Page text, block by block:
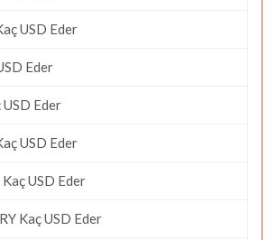
USD Eder
Eder
Eder
USD Eder
USD Eder
Kaç USD Eder